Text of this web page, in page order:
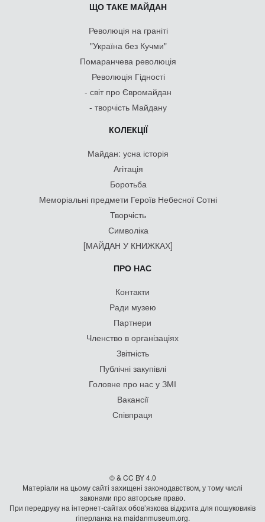
ЩО ТАКЕ МАЙДАН
Революція на граніті
"Україна без Кучми"
Помаранчева революція
Революція Гідності
- світ про Євромайдан
- творчість Майдану
КОЛЕКЦІЇ
Майдан: усна історія
Агітація
Боротьба
Меморіальні предмети Героїв Небесної Сотні
Творчість
Символіка
[МАЙДАН У КНИЖКАХ]
ПРО НАС
Контакти
Ради музею
Партнери
Членство в організаціях
Звітність
Публічні закупівлі
Головне про нас у ЗМІ
Вакансії
Співпраця
© & CC BY 4.0
Матеріали на цьому сайті захищені законодавством, у тому числі
законами про авторське право.
При передруку на iнтернет-сайтах обов’язкова відкрита для пошуковиків
гiперланка на maidanmuseum.org.